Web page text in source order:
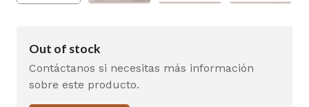
Out of stock
Contáctanos si necesitas más información
sobre este producto.